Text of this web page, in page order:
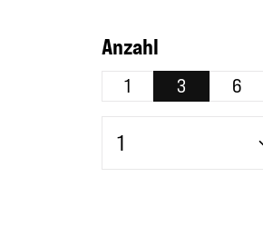
Anzahlauswählen
1 3 6
Produkt Anzahl: